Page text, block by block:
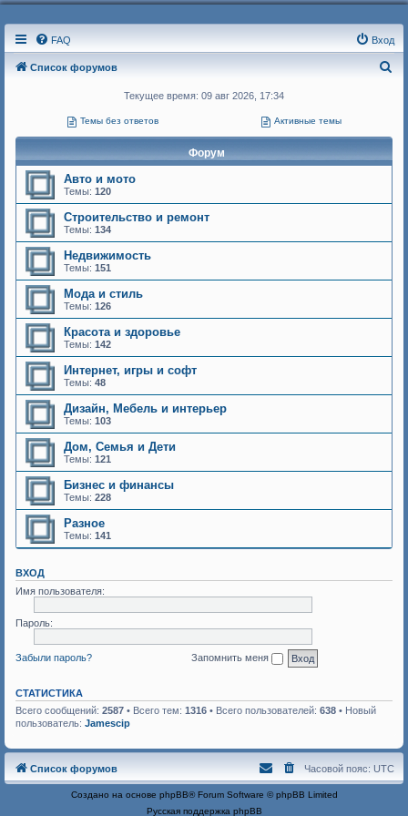
FAQ Вход
Список форумов
Текущее время: 09 авг 2026, 17:34
Темы без ответов Активные темы
Форум
Авто и мото
Темы: 120
Строительство и ремонт
Темы: 134
Недвижимость
Темы: 151
Мода и стиль
Темы: 126
Красота и здоровье
Темы: 142
Интернет, игры и софт
Темы: 48
Дизайн, Мебель и интерьер
Темы: 103
Дом, Семья и Дети
Темы: 121
Бизнес и финансы
Темы: 228
Разное
Темы: 141
ВХОД
Имя пользователя:
Пароль:
Забыли пароль? Запомнить меня
СТАТИСТИКА
Всего сообщений: 2587 • Всего тем: 1316 • Всего пользователей: 638 • Новый
пользователь: Jamescip
Список форумов Часовой пояс: UTC
Создано на основе phpBB® Forum Software © phpBB Limited
Русская поддержка phpBB